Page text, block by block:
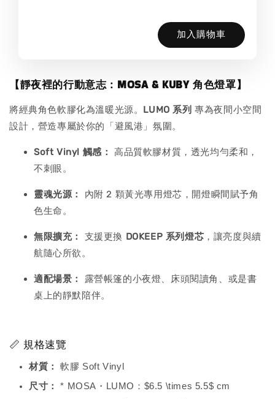
加入購物車
【靜夜裡的行動意志：MOSA & KUBY 角色燈罩】
將經典角色軟膠化為溫暖光源。 LUMO 系列 專為夜間小空間
設計，營造專屬於你的「避風港」氛圍。
Soft Vinyl 觸感：
高品質軟膠材質，透光均勻柔和，
不刺眼。
靈魂光源：
內附 2 顆黃光專用燈芯，開燈瞬間賦予角
色生命。
無限擴充： 支援更換 DOKEEP 系列燈芯 ，讓亮度與續
航隨心所欲。
適配場景：
露營帳篷的小夜燈、床頭閱讀角、或是書
桌上的靜默陪伴。
📏 規格速覽
材質：
軟膠 Soft Vinyl
尺寸：
* MOSA・LUMO： $6.5 \times 5.5$ cm